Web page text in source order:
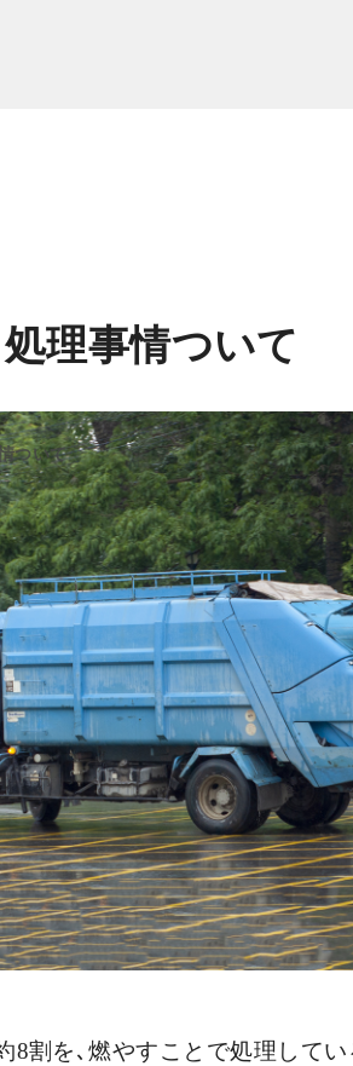
ついて
理事情ついて
8割を､燃やすことで処理して